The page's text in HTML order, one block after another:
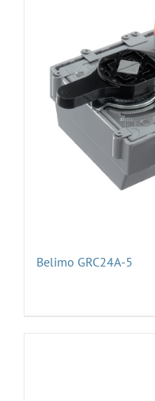
Belimo GRC24А-5